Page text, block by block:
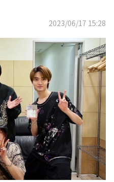
2023/06/17 15:28